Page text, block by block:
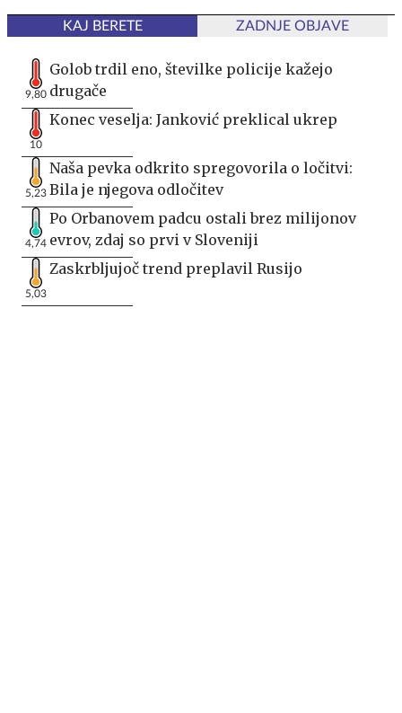
KAJ BERETE ZADNJE OBJAVE
9,80
Golob trdil eno, številke policije kažejo
drugače
10
Konec veselja: Janković preklical ukrep
5,23
Naša pevka odkrito spregovorila o ločitvi:
Bila je njegova odločitev
4,74
Po Orbanovem padcu ostali brez milijonov
evrov, zdaj so prvi v Sloveniji
5,03
Zaskrbljujoč trend preplavil Rusijo